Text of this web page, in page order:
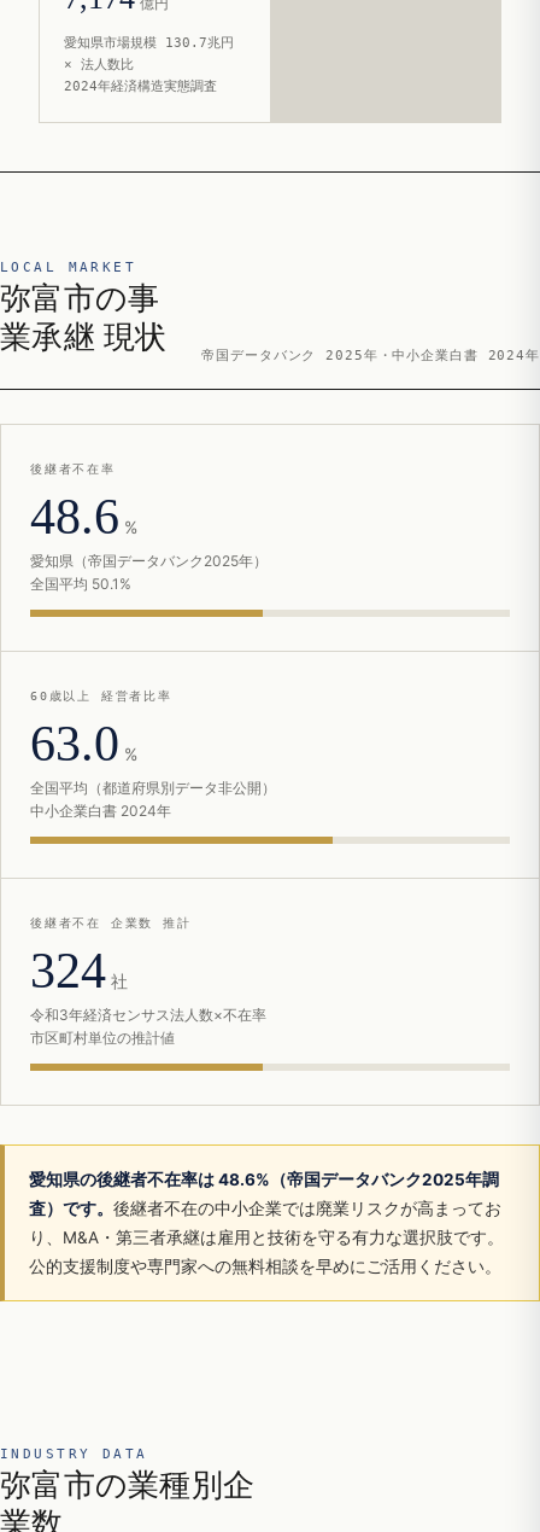
愛知県市場規模 130.7兆円
× 法人数比
2024年経済構造実態調査
LOCAL MARKET
弥富市の事
業承継 現状
帝国データバンク 2025年・中小企業白書 2024年
後継者不在率
48.6 %
愛知県（帝国データバンク2025年）
全国平均 50.1%
60歳以上 経営者比率
63.0 %
全国平均（都道府県別データ非公開）
中小企業白書 2024年
後継者不在 企業数 推計
324 社
令和3年経済センサス法人数×不在率
市区町村単位の推計値
愛知県の後継者不在率は 48.6%（帝国データバンク2025年調
査）です。 後継者不在の中小企業では廃業リスクが高まってお
り、M&A・第三者承継は雇用と技術を守る有力な選択肢です。
公的支援制度や専門家への無料相談を早めにご活用ください。
INDUSTRY DATA
弥富市の業種別企
業数